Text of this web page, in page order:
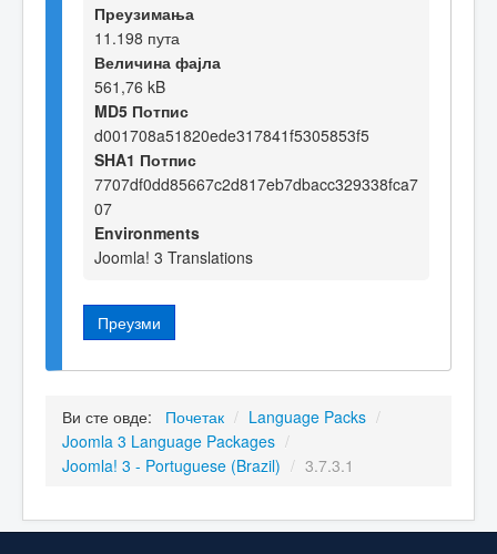
Преузимања
11.198 пута
Величина фајла
561,76 kB
MD5 Потпис
d001708a51820ede317841f5305853f5
SHA1 Потпис
7707df0dd85667c2d817eb7dbacc329338fca7
07
Environments
Joomla! 3 Translations
Преузми
Ви сте овде: Почетак / Language Packs /
Joomla 3 Language Packages /
Joomla! 3 - Portuguese (Brazil) / 3.7.3.1